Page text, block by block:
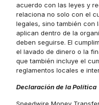
acuerdo con las leyes y
relaciona no solo con el
legales, sino también con
aplican dentro de la
deben seguirse. El
el lavado de dinero o la
que también incluye el
reglamentos locales e
Declaración de la Política